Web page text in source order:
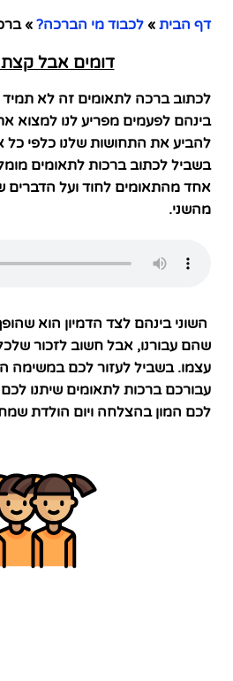
דף הבית » לכבוד מי הברכה? »
דומים אבל קצת
לכתוב ברכה לתאומים זה לא תמיד
בינהם לפעמים מפריע לנו למצוא
להביע את התחושות שלנו כלפי
בשביל לכתוב ברכות לתאומים
אחד מהתאומים לחוד ועל הדברים
מהשני.
השוני בינהם לצד הדמיון הוא
שהם עבורנו, אבל חשוב לזכור
עצמו. בשביל לעזור לכם במשימה
עבורכם ברכות לתאומים שיתנו
לכם המון בהצלחה ויום הולדת